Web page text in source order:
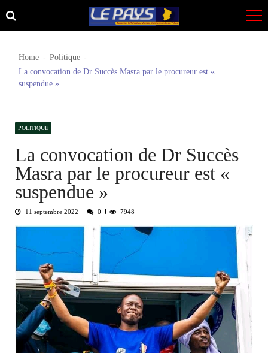
Skip
to
Skip
to
Home
Politique
La convocation de Dr Succès Masra par le procureur est «
suspendue »
POLITIQUE
La convocation de Dr Succès
Masra par le procureur est «
suspendue »
11 septembre 2022 0 7948